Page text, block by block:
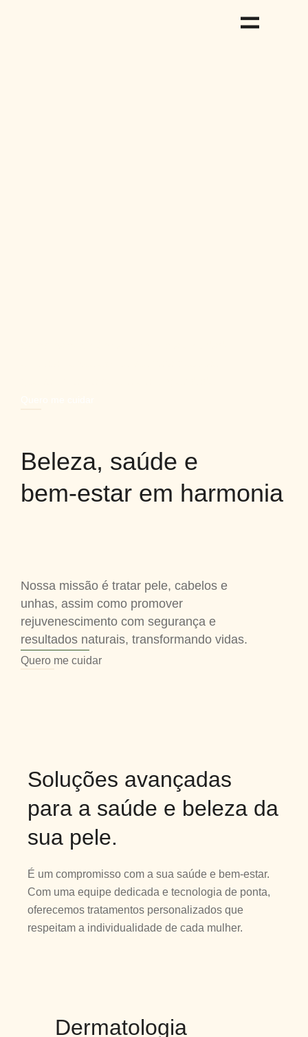
Beleza, saúde e
bem-estar em harmonia
Nossa missão é tratar pele, cabelos e
unhas, assim como promover
rejuvenescimento com segurança e
resultados naturais, transformando vidas.
Quero me cuidar
Soluções avançadas
para a saúde e beleza da
sua pele.
É um compromisso com a sua saúde e bem-estar.
Com uma equipe dedicada e tecnologia de ponta,
oferecemos tratamentos personalizados que
respeitam a individualidade de cada mulher.
Dermatologia